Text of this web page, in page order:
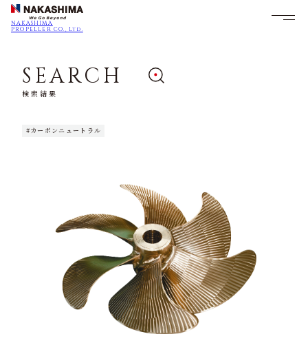
NAKASHIMA
PROPELLER CO., Ltd.
SEARCH
検索結果
#カーボンニュートラル